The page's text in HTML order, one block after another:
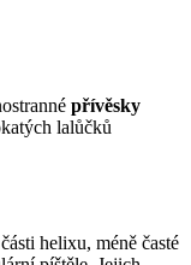
přívěsky
lalůčků
helixu, méně časté